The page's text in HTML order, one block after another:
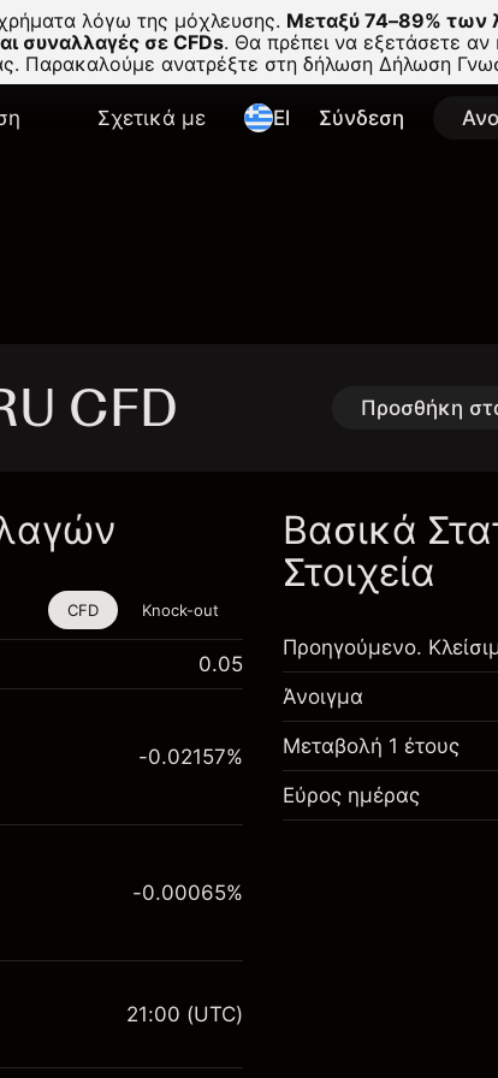
λόγω της μόχλευσης. Μεταξύ 74–89% των
συναλλαγές σε CFDs. Θα πρέπει να εξετάσετε αν
Παρακαλούμε ανατρέξτε στη δήλωση Δήλωση
Σχετικά με El Σύνδεση
CFD Προσθήκη
εργαλείο είναι
μέσω CFDs και
σχετικά με:
CFD Knock-out
0.05
$1,000.00
-0.02157%
-0.00065%
21:00 (UTC)
Βασικά
Στοιχεία
Προηγούμενο.
Άνοιγμα
Μεταβολή 1 έτους
Εύρος ημέρας